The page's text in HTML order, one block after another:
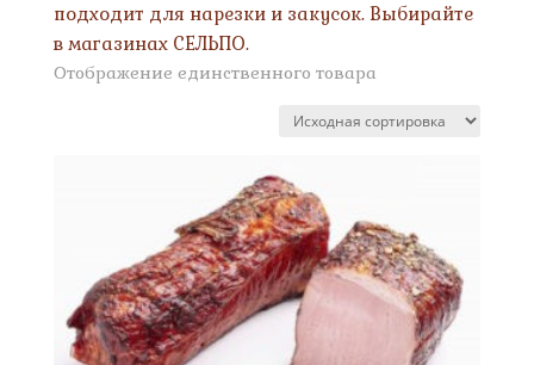
подходит для нарезки и закусок. Выбирайте
в магазинах СЕЛЬПО.
Отображение единственного товара